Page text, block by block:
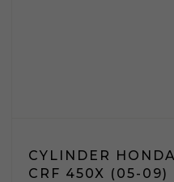
CYLINDER
CRF 450X (05-09)